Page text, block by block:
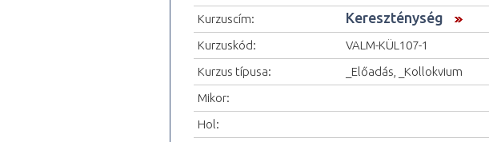
Kurzuscím:
Kereszténység
Kurzuskód:
VALM-KÜL107-1
Kurzus típusa:
_Előadás, _Kollokvium
Mikor:
Hol: